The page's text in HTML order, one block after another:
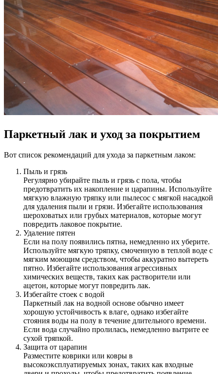
Паркетный лак и уход за покрытием
Вот список рекомендаций для ухода за паркетным лаком:
Пыль и грязь
Регулярно убирайте пыль и грязь с пола, чтобы
предотвратить их накопление и царапины. Используйте
мягкую влажную тряпку или пылесос с мягкой насадкой
для удаления пыли и грязи. Избегайте использования
шероховатых или грубых материалов, которые могут
повредить лаковое покрытие.
Удаление пятен
Если на полу появились пятна, немедленно их уберите.
Используйте мягкую тряпку, смоченную в теплой воде с
мягким моющим средством, чтобы аккуратно вытереть
пятно. Избегайте использования агрессивных
химических веществ, таких как растворители или
ацетон, которые могут повредить лак.
Избегайте стоек с водой
Паркетный лак на водной основе обычно имеет
хорошую устойчивость к влаге, однако избегайте
стояния воды на полу в течение длительного времени.
Если вода случайно пролилась, немедленно вытрите ее
сухой тряпкой.
Защита от царапин
Разместите коврики или ковры в
высокоэксплуатируемых зонах, таких как входные